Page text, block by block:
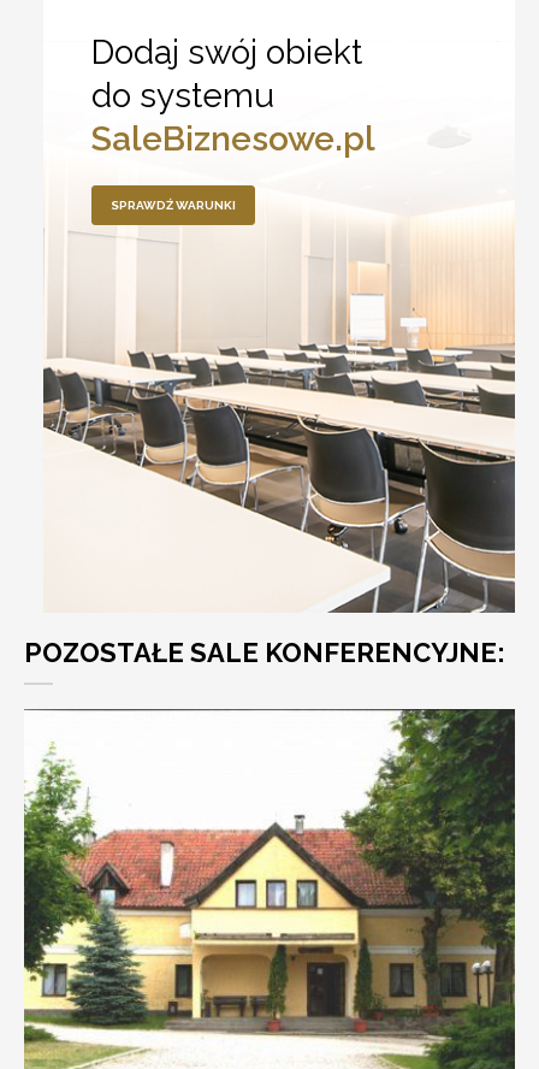
Dodaj swój obiekt
do systemu
SaleBiznesowe.pl
SPRAWDŹ WARUNKI
POZOSTAŁE SALE KONFERENCYJNE: